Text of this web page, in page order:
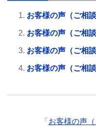
お客様の声（ご相
お客様の声（ご相
お客様の声（ご相
お客様の声（ご相
「 お客様の声